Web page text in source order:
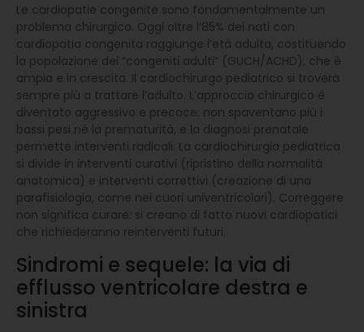
Le cardiopatie congenite sono fondamentalmente un
problema chirurgico. Oggi oltre l’85% dei nati con
cardiopatia congenita raggiunge l’età adulta, costituendo
la popolazione dei “congeniti adulti” (GUCH/ACHD), che è
ampia e in crescita. Il cardiochirurgo pediatrico si troverà
sempre più a trattare l’adulto. L’approccio chirurgico è
diventato aggressivo e precoce: non spaventano più i
bassi pesi né la prematurità, e la diagnosi prenatale
permette interventi radicali. La cardiochirurgia pediatrica
si divide in interventi curativi (ripristino della normalità
anatomica) e interventi correttivi (creazione di una
parafisiologia, come nei cuori univentricolari). Correggere
non significa curare: si creano di fatto nuovi cardiopatici
che richiederanno reinterventi futuri.
Sindromi e sequele: la via di
efflusso ventricolare destra e
sinistra